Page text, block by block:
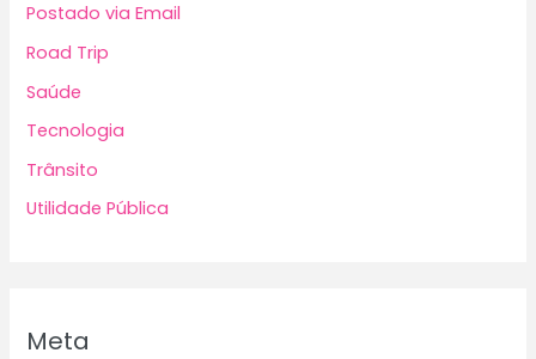
Postado via Email
Road Trip
Saúde
Tecnologia
Trânsito
Utilidade Pública
Meta